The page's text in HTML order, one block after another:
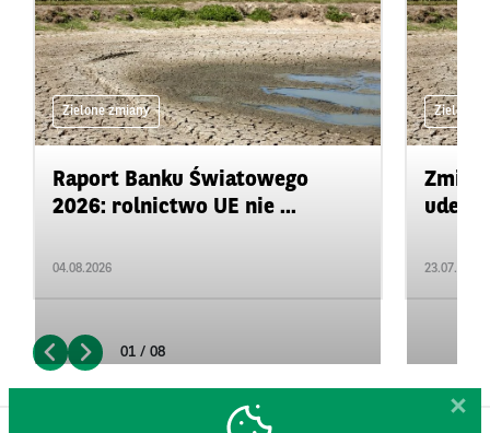
Zielone zmiany
Raport Banku Światowego
2026: rolnictwo UE nie ...
04.08.2026
Zielone
23.07.2026
01 / 08